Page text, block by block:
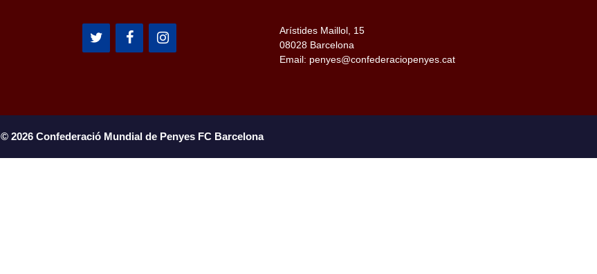
Arístides Maillol, 15
08028 Barcelona
Email: penyes@confederaciopenyes.cat
© 2026 Confederació Mundial de Penyes FC Barcelona